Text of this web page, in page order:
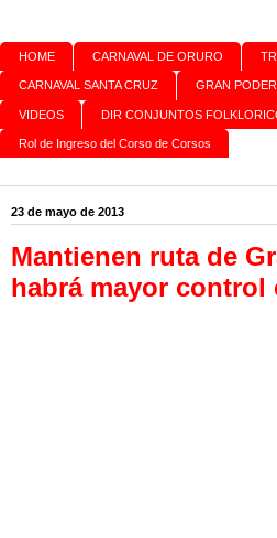
HOME CARNAVAL DE ORURO
CARNAVAL SANTA CRUZ GRAN PODER
VIDEOS DIR CONJUNTOS
Rol de Ingreso del Corso de Corsos
23 de mayo de 2013
Mantienen ruta de
habrá mayor control